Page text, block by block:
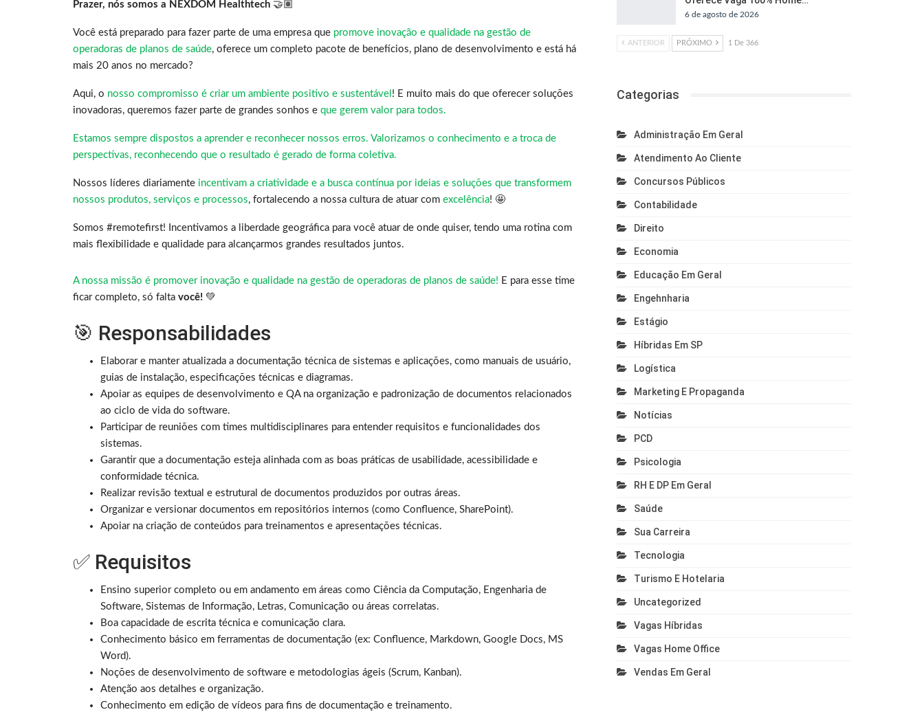
Prazer, nós somos a NEXDOM Healthtech 🤝🏽
Você está preparado para fazer parte de uma empresa que promove inovação e qualidade na gestão de
operadoras de planos de saúde, oferece um completo pacote de benefícios, plano de desenvolvimento e está há
mais 20 anos no mercado?
Aqui, o nosso compromisso é criar um ambiente positivo e sustentável ! E muito mais do que oferecer soluções
inovadoras, queremos fazer parte de grandes sonhos e que gerem valor para todos.
Estamos sempre dispostos a aprender e reconhecer nossos erros. Valorizamos o conhecimento e a troca de
perspectivas, reconhecendo que o resultado é gerado de forma coletiva.
Nossos líderes diariamente incentivam a criatividade e a busca contínua por ideias e soluções que transformem
nossos produtos, serviços e processos, fortalecendo a nossa cultura de atuar com excelência! 🤩
Somos #remotefirst! Incentivamos a liberdade geográfica para você atuar de onde quiser, tendo uma rotina com
mais flexibilidade e qualidade para alcançarmos grandes resultados juntos.
A nossa missão é promover inovação e qualidade na gestão de operadoras de planos de saúde! E para esse time
ficar completo, só falta você! 💚
🎯 Responsabilidades
Elaborar e manter atualizada a documentação técnica de sistemas e aplicações, como manuais de usuário,
guias de instalação, especificações técnicas e diagramas.
Apoiar as equipes de desenvolvimento e QA na organização e padronização de documentos relacionados
ao ciclo de vida do software.
Participar de reuniões com times multidisciplinares para entender requisitos e funcionalidades dos
sistemas.
Garantir que a documentação esteja alinhada com as boas práticas de usabilidade, acessibilidade e
conformidade técnica.
Realizar revisão textual e estrutural de documentos produzidos por outras áreas.
Organizar e versionar documentos em repositórios internos (como Confluence, SharePoint).
Apoiar na criação de conteúdos para treinamentos e apresentações técnicas.
✅ Requisitos
Ensino superior completo ou em andamento em áreas como Ciência da Computação, Engenharia de
Software, Sistemas de Informação, Letras, Comunicação ou áreas correlatas.
Boa capacidade de escrita técnica e comunicação clara.
Conhecimento básico em ferramentas de documentação (ex: Confluence, Markdown, Google Docs, MS
Word).
Noções de desenvolvimento de software e metodologias ágeis (Scrum, Kanban).
Atenção aos detalhes e organização.
Conhecimento em edição de vídeos para fins de documentação e treinamento.
6 de agosto de 2026
ANTERIOR PRÓXIMO 1 De 366
Categorias
Administração Em Geral
Atendimento Ao Cliente
Concursos Públicos
Contabilidade
Direito
Economia
Educação Em Geral
Engehnharia
Estágio
Híbridas Em SP
Logística
Marketing E Propaganda
Notícias
PCD
Psicologia
RH E DP Em Geral
Saúde
Sua Carreira
Tecnologia
Turismo E Hotelaria
Uncategorized
Vagas Híbridas
Vagas Home Office
Vendas Em Geral